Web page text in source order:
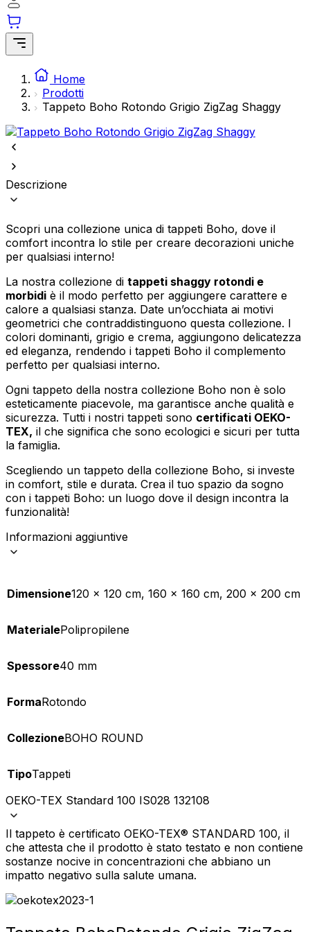
Home
Prodotti
Tappeto Boho Rotondo Grigio ZigZag Shaggy
Descrizione
Scopri una collezione unica di tappeti Boho, dove il
comfort incontra lo stile per creare decorazioni uniche
per qualsiasi interno!
La nostra collezione di tappeti shaggy rotondi e
morbidi è il modo perfetto per aggiungere carattere e
calore a qualsiasi stanza. Date un’occhiata ai motivi
geometrici che contraddistinguono questa collezione. I
colori dominanti, grigio e crema, aggiungono delicatezza
ed eleganza, rendendo i tappeti Boho il complemento
perfetto per qualsiasi interno.
Ogni tappeto della nostra collezione Boho non è solo
esteticamente piacevole, ma garantisce anche qualità e
sicurezza. Tutti i nostri tappeti sono certificati OEKO-
TEX, il che significa che sono ecologici e sicuri per tutta
la famiglia.
Scegliendo un tappeto della collezione Boho, si investe
in comfort, stile e durata. Crea il tuo spazio da sogno
con i tappeti Boho: un luogo dove il design incontra la
funzionalità!
Informazioni aggiuntive
Dimensione120 x 120 cm, 160 x 160 cm, 200 x 200 cm
MaterialePolipropilene
Spessore40 mm
FormaRotondo
CollezioneBOHO ROUND
TipoTappeti
OEKO-TEX Standard 100 IS028 132108
Il tappeto è certificato OEKO-TEX® STANDARD 100, il
che attesta che il prodotto è stato testato e non contiene
sostanze nocive in concentrazioni che abbiano un
impatto negativo sulla salute umana.
Statistica
I cookie statistici aiutano i proprietari dei siti web a capire come i
visitatori interagiscono con i siti raccogliendo e riportando
informazioni in modo anonimo.
Marketing
I cookie di marketing vengono utilizzati per tracciare gli utenti
Salva le mie preferenze
Accetta tutto